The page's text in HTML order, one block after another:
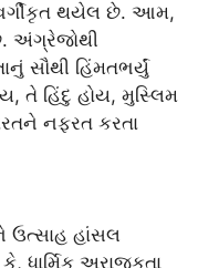
થયેલ છે. આમ,
અંગ્રેજોથી
સૌથી હિંમતભર્યું
તે હિંદુ હોય, મુસ્લિમ
નફરત કરતા
હાંસલ
ધાર્મિક અરાજકતા